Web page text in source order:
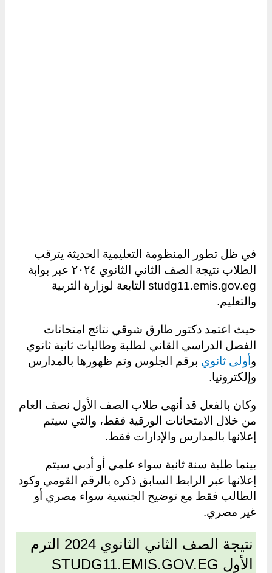
في ظل تطور المنظومة التعليمية الحديثة يترقب
الطلاب نتيجة الصف الثاني الثانوي ٢٠٢٤ عبر بوابة
studg11.emis.gov.eg التابعة لوزارة التربية
والتعليم.
حيث اعتمد دكتور طارق شوقي نتائج امتحانات
الفصل الدراسي القاني لطلبة وطالبات ثانية ثانوي
وأولى ثانوي برقم الجلوس وتم ظهورها بالمدارس
وإلكترونيا.
وكان بالفعل قد أنهى طلاب الصف الأول نصف العام
من خلال الامتحانات الورقية فقط، والتي سيتم
إعلانها بالمدارس والإدارات فقط.
بينما طلبة سنة ثانية سواء علمي أو أدبي سيتم
إعلانها عبر الرابط السابق ذكره بالرقم القومي وكود
الطالب فقط مع توضيح الجنسية سواء مصري أو
غير مصري.
نتيجة الصف الثاني الثانوي 2024 الترم
الأول STUDG11.EMIS.GOV.EG